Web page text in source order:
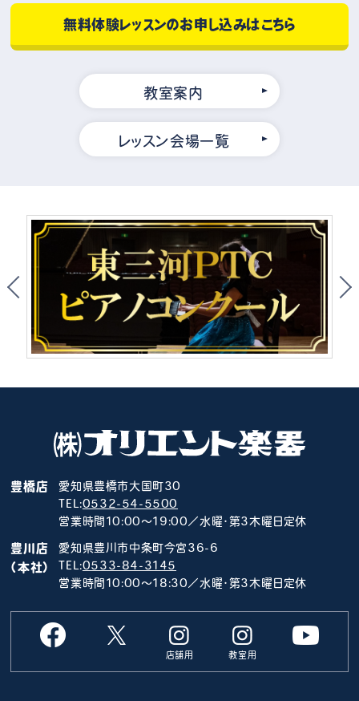
無料体験レッスンのお申し込みはこちら
教室案内
レッスン会場一覧
豊橋店
愛知県豊橋市大国町30
TEL:0532-54-5500
営業時間10:00～19:00／水曜･第3木曜日定休
豊川店
（本社）
愛知県豊川市中条町今宮36-6
TEL:0533-84-3145
営業時間10:00～18:30／水曜･第3木曜日定休
店舗用 教室用